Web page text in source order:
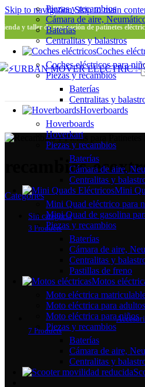
Skip to navigationSkip to main
y taller de reparación de patinetes
Piezas y recambios
Cámara de aire,
Baterías
Centralitas y balastros
Coches
Coches eléctricos para
Piezas y recambios
Baterías
Centralitas y
Hoverboards
Hoverboards
Hoverkart
Piezas y recambios
Baterías
Cámara de aire,
Centralitas y
Mini
Mini Quad eléctrico para
Mini Quad de gasolina
Piezas y recambios
Baterías
Cámara de aire,
Centralitas y
Pastillas de freno
Motos
Moto eléctrica
Moto eléctrica para adultos
Moto eléctrica para niños
Piezas y recambios
Baterías
Cámara de aire,
Centralitas y
recambios-
Categories
Sin categoría
3 Products
7 Products